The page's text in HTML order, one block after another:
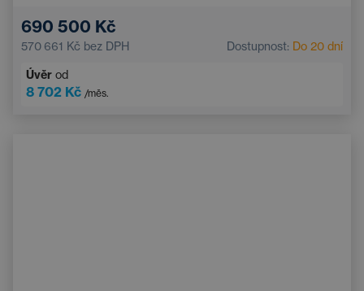
690 500 Kč
570 661 Kč bez DPH Dostupnost: Do 20 dní
Úvěr od
8 702 Kč /měs.